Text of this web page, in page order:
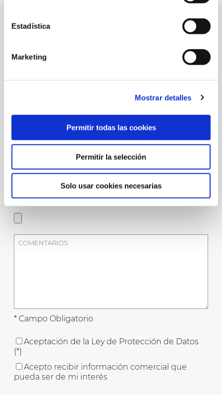
Estadística
Marketing
Mostrar detalles
Permitir todas las cookies
Permitir la selección
Solo usar cookies necesarias
* Campo Obligatorio
Aceptación de la Ley de Protección de Datos
(*)
Acepto recibir información comercial que
pueda ser de mi interés